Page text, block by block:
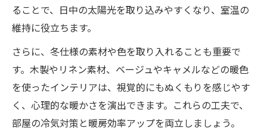
ることで、日中の太陽光を取り込みやすくなり、室温の
維持に役立ちます。
さらに、冬仕様の素材や色を取り入れることも重要で
す。木製やリネン素材、ベージュやキャメルなどの暖色
を使ったインテリアは、視覚的にもぬくもりを感じやす
く、心理的な暖かさを演出できます。これらの工夫で、
部屋の冷気対策と暖房効率アップを両立しましょう。